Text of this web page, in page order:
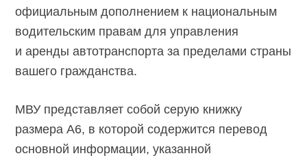
официальным дополнением к национальным
водительским правам для управления
и аренды автотранспорта за пределами страны
вашего гражданства.
МВУ представляет собой серую книжку
размера А6, в которой содержится перевод
основной информации, указанной